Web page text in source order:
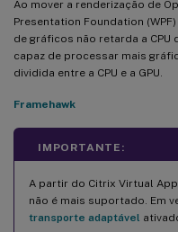
Ao mover a renderização de
Presentation Foundation
de gráficos não retarda a
capaz de processar mais
dividida entre a CPU e a GPU.
Framehawk
IMPORTANTE:
A partir do Citrix Virtual
não é mais suportado. Em
transporte adaptável